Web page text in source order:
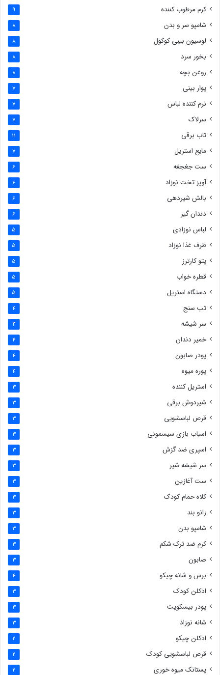
کرم مرطوب کننده 9
شامپو سر و بدن 8
لوسیون بیبی کوکول 8
بخور سرد 8
روغن بچه 8
پوار بینی 7
نرم کننده لباس 7
سرلاک 7
تاب برقی 11
مایع استریل 7
ست جغجغه 6
آویز تخت نوزاد 6
بالش شیردهی 6
دندان گیر 6
لباس نوزادی 5
ظرف غذا نوزاد 5
پتو کارترز 5
قطره خواب 5
دستگاه استریل 5
تب سنج 4
سر شیشه 4
خمیر دندان 4
پودر صابون 4
پوره میوه 4
استریل کننده 3
شیردوش برقی 3
قرص لباسشویی 3
اسباب بازی سیسمونی 3
اسپری ضد گزش 3
سر شیشه شیر 3
ست آغازین 3
کلاه حمام کودک 3
زانو بند 3
شامپو بدن 3
کرم ضد ترک شکم 3
صابون 3
برس و شانه چیکو 4
ادکلن کودک 3
پودر بیسکویت 3
شانه نوزاذ 3
ادکلن چیکو 2
قرص لباسشویی کودک 2
پستانک میوه خوری 2